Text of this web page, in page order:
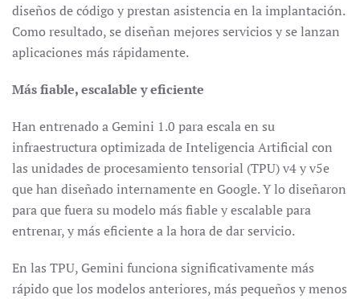
diseños de código y prestan asistencia en la implantación.
Como resultado, se diseñan mejores servicios y se lanzan
aplicaciones más rápidamente.
Más fiable, escalable y eficiente
Han entrenado a Gemini 1.0 para escala en su
infraestructura optimizada de Inteligencia Artificial con
las unidades de procesamiento tensorial (TPU) v4 y v5e
que han diseñado internamente en Google. Y lo diseñaron
para que fuera su modelo más fiable y escalable para
entrenar, y más eficiente a la hora de dar servicio.
En las TPU, Gemini funciona significativamente más
rápido que los modelos anteriores, más pequeños y menos